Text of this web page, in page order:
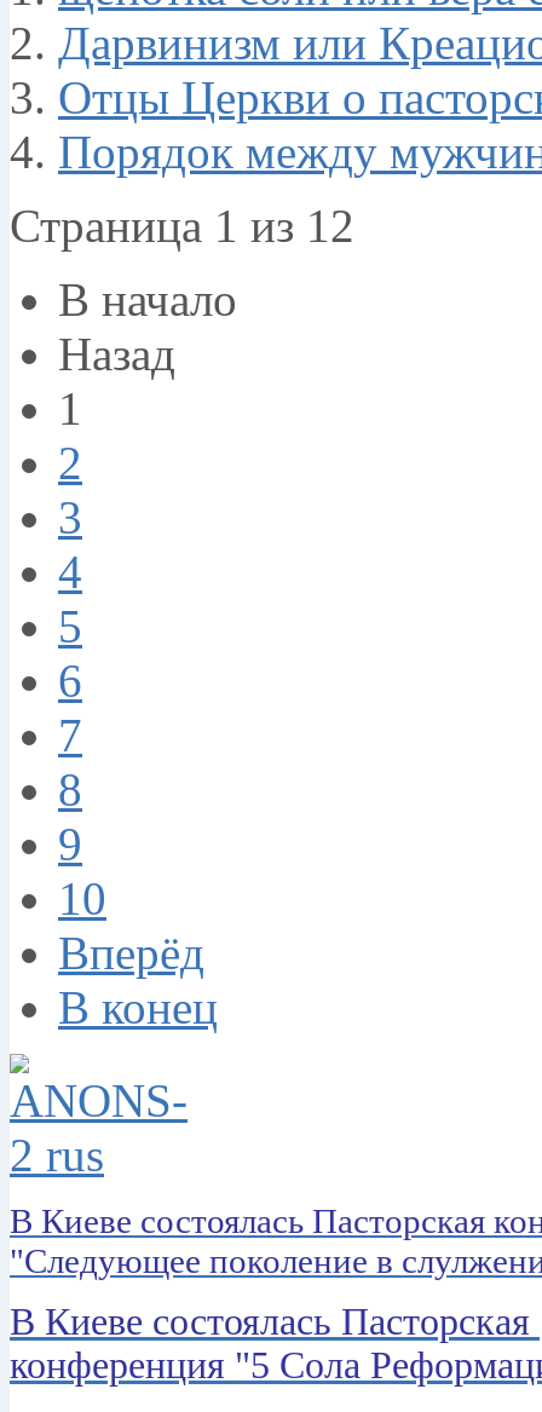
Дарвинизм или
Отцы Церкви о
Порядок между
Страница 1 из 12
В начало
Назад
1
2
3
4
5
6
7
8
9
10
Вперёд
В конец
В Киеве состоялась Пасторская
"Следующее поколение в
В Киеве состоялась Пасторская
конференция "5 Сола